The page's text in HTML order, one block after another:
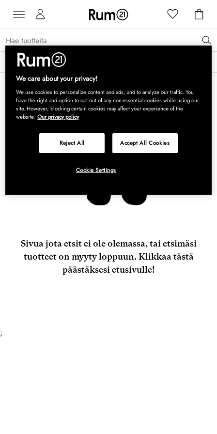
Saat 15 % alennusta Grythyttan Stålmöbler -tuotteista* →
Sivua jota etsit ei ole olemassa, tai etsimäsi
tuotteet on myyty loppuun. Klikkaa tästä
päästäksesi etusivulle!
;
We care about your privacy!
We use cookies to personalize content and ads, and to analyze our traffic. You
have the right and option to opt out of any non-essential cookies while using our
site. However, blocking certain cookies may affect your experience of the
website. Our privacy policy
Reject All Accept All Cookies
Cookie Settings